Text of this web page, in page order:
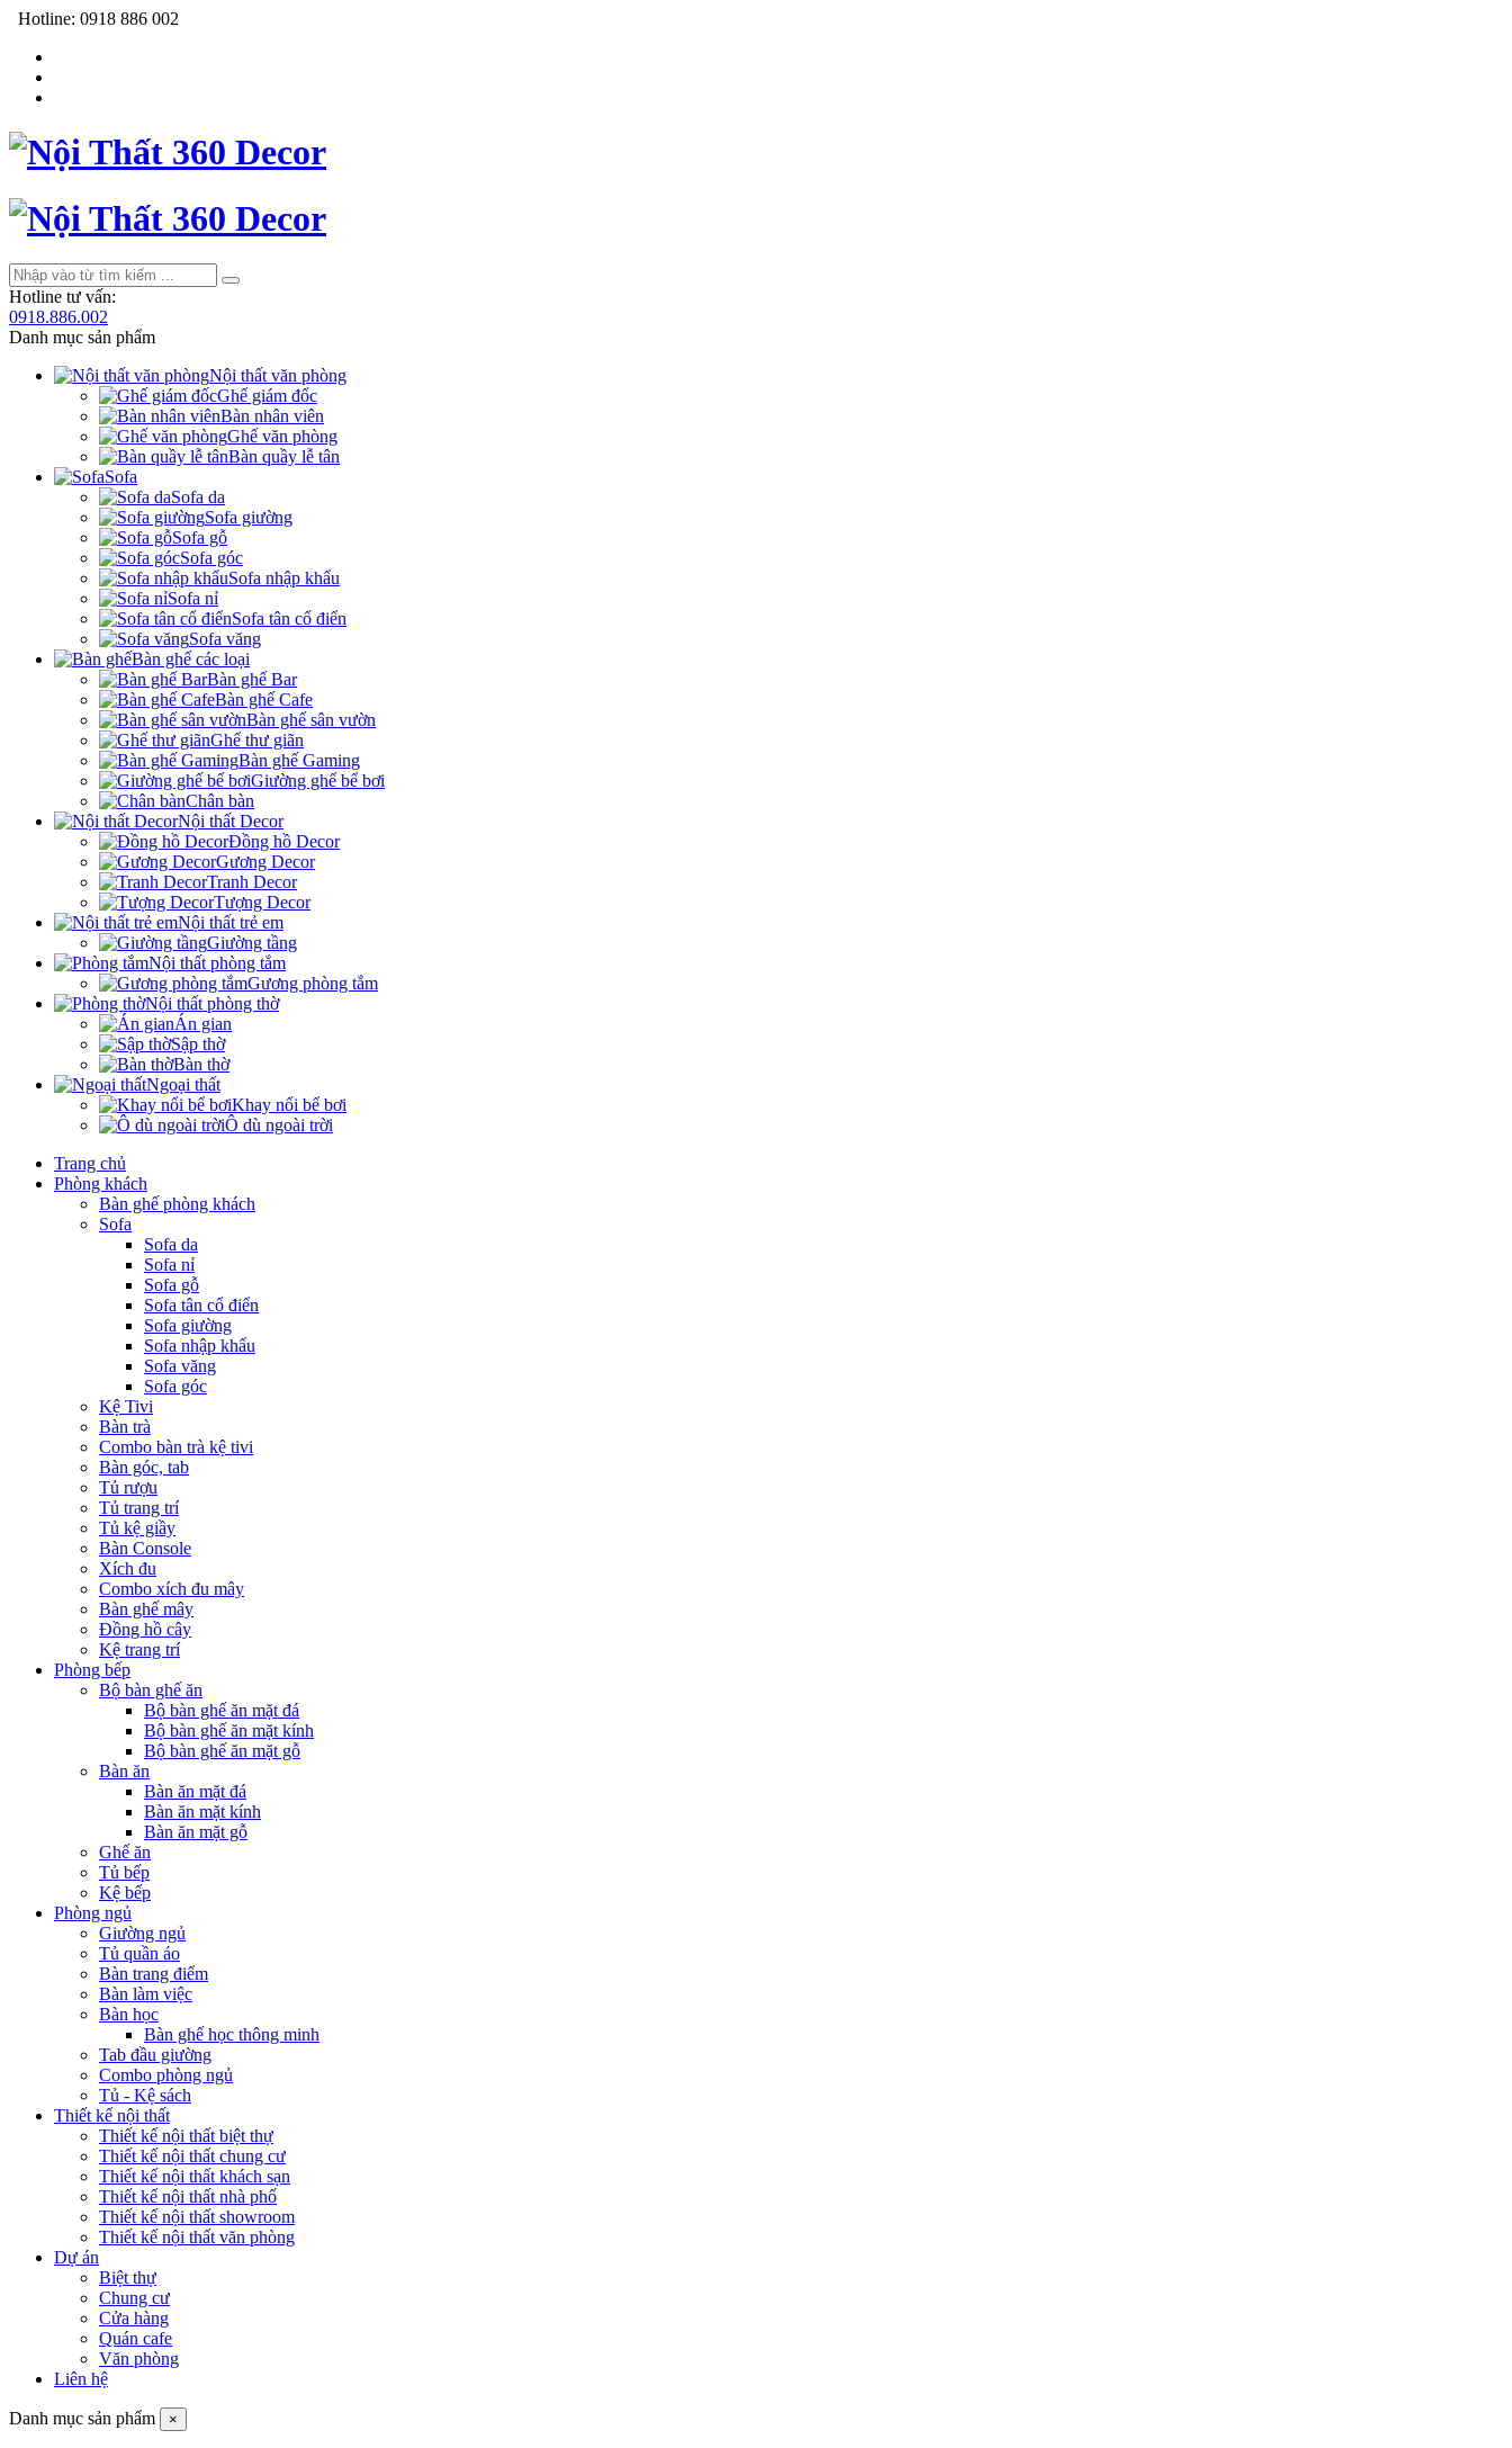
Hotline: 0918 886 002
Hotline tư vấn:
0918.886.002
Danh mục sản phẩm
Nội thất văn phòng
Ghế giám đốc
Bàn nhân viên
Ghế văn phòng
Bàn quầy lễ tân
Sofa
Sofa da
Sofa giường
Sofa gỗ
Sofa góc
Sofa nhập khẩu
Sofa nỉ
Sofa tân cổ điển
Sofa văng
Bàn ghế các loại
Bàn ghế Bar
Bàn ghế Cafe
Bàn ghế sân vườn
Ghế thư giãn
Bàn ghế Gaming
Giường ghế bể bơi
Chân bàn
Nội thất Decor
Đồng hồ Decor
Gương Decor
Tranh Decor
Tượng Decor
Nội thất trẻ em
Giường tầng
Nội thất phòng tắm
Gương phòng tắm
Nội thất phòng thờ
Án gian
Sập thờ
Bàn thờ
Ngoại thất
Khay nổi bể bơi
Ô dù ngoài trời
Trang chủ
Phòng khách
Bàn ghế phòng khách
Sofa
Sofa da
Sofa nỉ
Sofa gỗ
Sofa tân cổ điển
Sofa giường
Sofa nhập khẩu
Sofa văng
Sofa góc
Kệ Tivi
Bàn trà
Combo bàn trà kệ tivi
Bàn góc, tab
Tủ rượu
Tủ trang trí
Tủ kệ giầy
Bàn Console
Xích đu
Combo xích đu mây
Bàn ghế mây
Đồng hồ cây
Kệ trang trí
Phòng bếp
Bộ bàn ghế ăn
Bộ bàn ghế ăn mặt đá
Bộ bàn ghế ăn mặt kính
Bộ bàn ghế ăn mặt gỗ
Bàn ăn
Bàn ăn mặt đá
Bàn ăn mặt kính
Bàn ăn mặt gỗ
Ghế ăn
Tủ bếp
Kệ bếp
Phòng ngủ
Giường ngủ
Tủ quần áo
Bàn trang điểm
Bàn làm việc
Bàn học
Bàn ghế học thông minh
Tab đầu giường
Combo phòng ngủ
Tủ - Kệ sách
Thiết kế nội thất
Thiết kế nội thất biệt thự
Thiết kế nội thất chung cư
Thiết kế nội thất khách sạn
Thiết kế nội thất nhà phố
Thiết kế nội thất showroom
Thiết kế nội thất văn phòng
Dự án
Biệt thự
Chung cư
Cửa hàng
Quán cafe
Văn phòng
Liên hệ
Danh mục sản phẩm ×